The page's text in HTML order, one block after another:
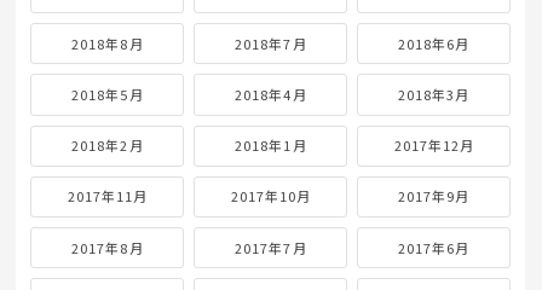
2018年8月 2018年7月 2018年6月
2018年5月 2018年4月 2018年3月
2018年2月 2018年1月 2017年12月
2017年11月 2017年10月 2017年9月
2017年8月 2017年7月 2017年6月